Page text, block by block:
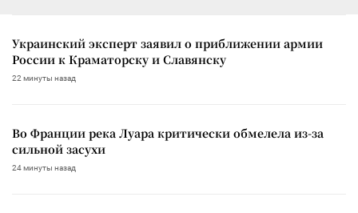
Украинский эксперт заявил о приближении армии
России к Краматорску и Славянску
22 минуты назад
Во Франции река Луара критически обмелела из-за
сильной засухи
24 минуты назад